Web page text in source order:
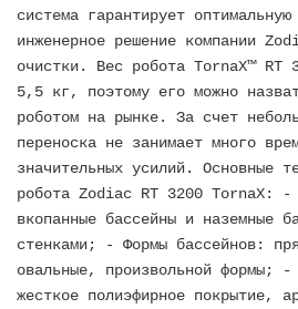
система гарантирует
инженерное решение компании
очистки. Вес робота TornaX™ RT
5,5 кг, поэтому его можно
роботом на рынке. За счет
переноска не занимает много
значительных усилий. Основные
робота Zodiac RT 3200 TornaX: -
вкопанные бассейны и наземные
стенками; - Формы бассейнов:
овальные, произвольной формы; -
жесткое полиэфирное покрытие,